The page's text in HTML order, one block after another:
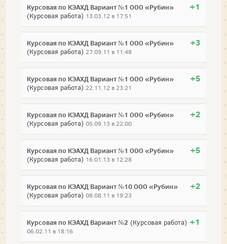
+1
Курсовая по КЭАХД Вариант №1 ООО «Рубин»
(Курсовая работа) 13.03.12 в 17:51
+3
Курсовая по КЭАХД Вариант №1 ООО «Рубин»
(Курсовая работа) 27.09.11 в 11:48
+5
Курсовая по КЭАХД Вариант №1 ООО «Рубин»
(Курсовая работа) 22.11.12 в 23:21
+2
Курсовая по КЭАХД Вариант №1 ООО «Рубин»
(Курсовая работа) 05.09.13 в 22:00
+5
Курсовая по КЭАХД Вариант №1 ООО «Рубин»
(Курсовая работа) 16.01.13 в 12:28
+2
Курсовая по КЭАХД Вариант №10 ООО «Рубин»
(Курсовая работа) 08.08.11 в 19:23
+1
Курсовая по КЭАХД Вариант №2 (Курсовая работа)
06.02.11 в 18:16